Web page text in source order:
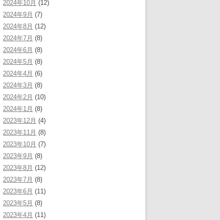
2024年10月 (12)
2024年9月 (7)
2024年8月 (12)
2024年7月 (8)
2024年6月 (8)
2024年5月 (8)
2024年4月 (6)
2024年3月 (8)
2024年2月 (10)
2024年1月 (8)
2023年12月 (4)
2023年11月 (8)
2023年10月 (7)
2023年9月 (8)
2023年8月 (12)
2023年7月 (8)
2023年6月 (11)
2023年5月 (8)
2023年4月 (11)